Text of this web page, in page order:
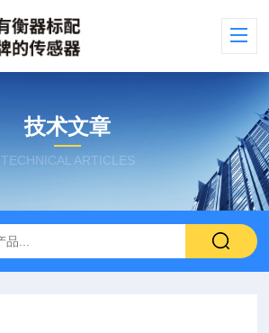
技术文章
TECHNICAL ARTICLES